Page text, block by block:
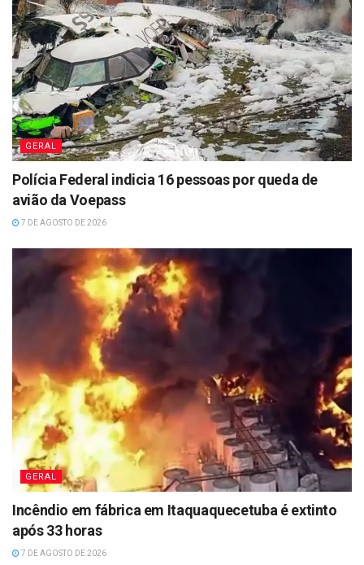
GERAL
Polícia Federal indicia 16 pessoas por queda de
avião da Voepass
7 DE AGOSTO DE 2026
GERAL
Incêndio em fábrica em Itaquaquecetuba é extinto
após 33 horas
7 DE AGOSTO DE 2026